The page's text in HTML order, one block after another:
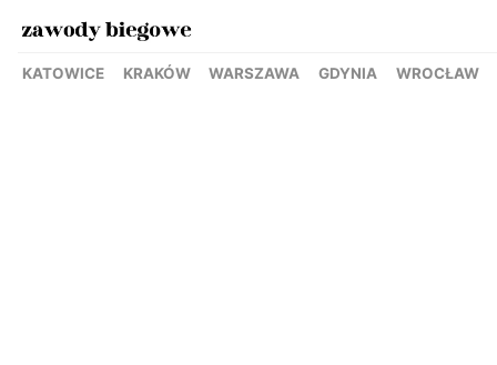
KATOWICE KRAKÓW WARSZAWA GDYNIA WROCŁAW